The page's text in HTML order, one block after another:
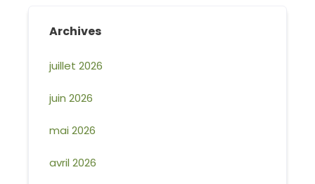
Archives
juillet 2026
juin 2026
mai 2026
avril 2026